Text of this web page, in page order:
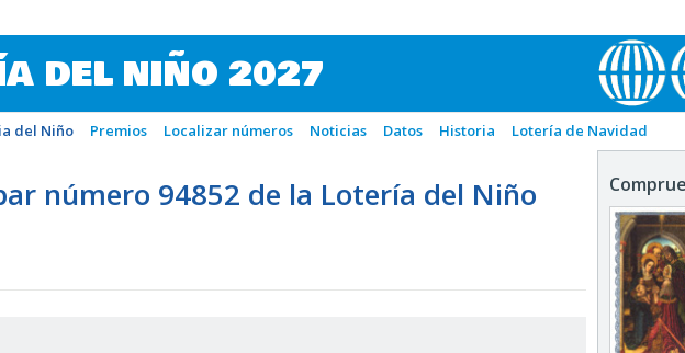
DEL NIÑO 2027
del Niño Premios Localizar números Noticias Datos Historia Lotería de Navidad
número 94852 de la Lotería del Niño